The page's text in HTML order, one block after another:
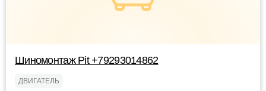
Шиномонтаж Pit +79293014862
ДВИГАТЕЛЬ